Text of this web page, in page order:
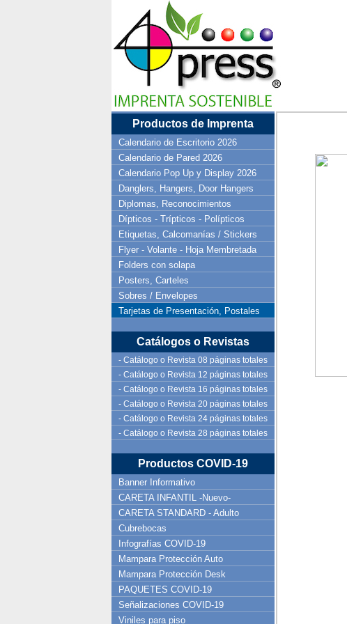
Productos de Imprenta
Calendario de Escritorio 2026
Calendario de Pared 2026
Calendario Pop Up y Display 2026
Danglers, Hangers, Door Hangers
Diplomas, Reconocimientos
Dípticos - Trípticos - Polípticos
Etiquetas, Calcomanías / Stickers
Flyer - Volante - Hoja Membretada
Folders con solapa
Posters, Carteles
Sobres / Envelopes
Tarjetas de Presentación, Postales
Catálogos o Revistas
- Catálogo o Revista 08 páginas totales
- Catálogo o Revista 12 páginas totales
- Catálogo o Revista 16 páginas totales
- Catálogo o Revista 20 páginas totales
- Catálogo o Revista 24 páginas totales
- Catálogo o Revista 28 páginas totales
Productos COVID-19
Banner Informativo
CARETA INFANTIL -Nuevo-
CARETA STANDARD - Adulto
Cubrebocas
Infografías COVID-19
Mampara Protección Auto
Mampara Protección Desk
PAQUETES COVID-19
Señalizaciones COVID-19
Viniles para piso